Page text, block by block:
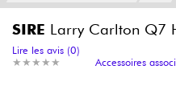
Amplis & Effets
SIRE Larry Carlton Q7
★ ★ ★ ★ ★
★ ★ ★ ★ ★
Lire les avis (0)
Accessoires